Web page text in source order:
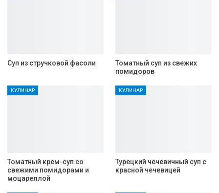
Суп из стручковой фасоли
Томатный суп из свежих
помидоров
КУЛИНАР
Томатный крем-суп со
свежими помидорами и
моцареллой
КУЛИНАР
Турецкий чечевичный суп с
красной чечевицей